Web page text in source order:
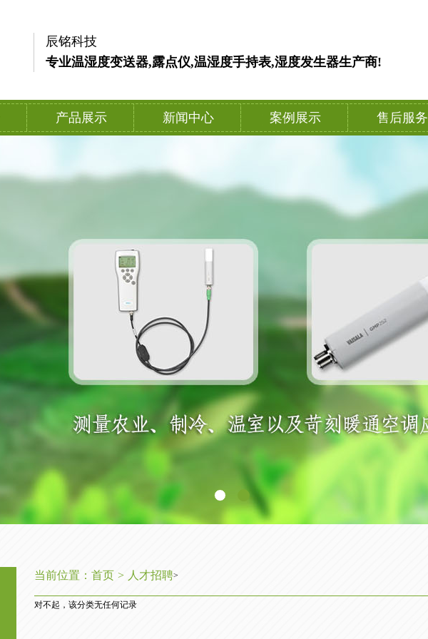
辰铭科技
专业温湿度变送器,露点仪,温湿度手持表,湿度发生器生产商!
产品展示 新闻中心 案例展示 售后服务
当前位置： 首页 > >
人才招聘
对不起，该分类无任何记录